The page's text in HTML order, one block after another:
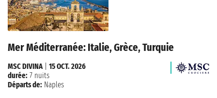
Mer Méditerranée: Italie, Grèce, Turquie
MSC DIVINA| 15 OCT. 2026
durée: 7 nuits
Départs de: Naples